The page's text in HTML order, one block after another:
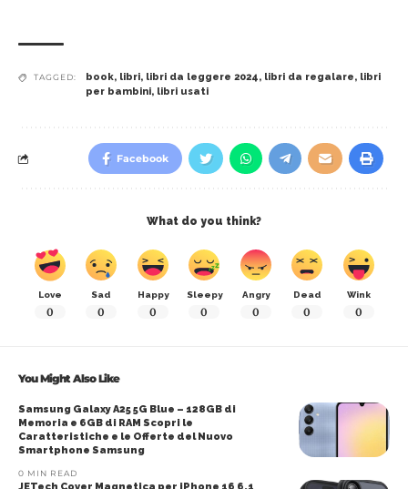
TAGGED: book, libri, libri da leggere 2024, libri da regalare, libri
per bambini, libri usati
Facebook
What do you think?
Love
0
Sad
0
Happy
0
Sleepy
0
Angry
0
Dead
0
Wink
0
You Might Also Like
Samsung Galaxy A25 5G Blue – 128GB di
Memoria e 6GB di RAM Scopri le
Caratteristiche e le Offerte del Nuovo
Smartphone Samsung
0 MIN READ